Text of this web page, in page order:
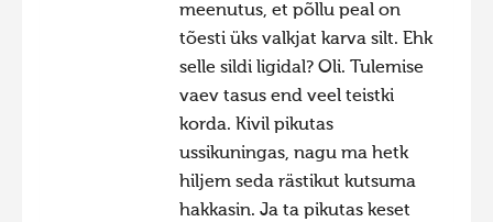
meenutus, et põllu peal on
tõesti üks valkjat karva silt. Ehk
selle sildi ligidal? Oli. Tulemise
vaev tasus end veel teistki
korda. Kivil pikutas
ussikuningas, nagu ma hetk
hiljem seda rästikut kutsuma
hakkasin. Ja ta pikutas keset